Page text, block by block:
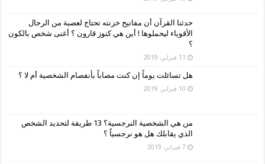
حدثنا القرآن أن مفاتيح خزنته تحتاج لعصبة من الرجال
الأقوياء ليحملوها ! أين هي كنوز قارون ؟ أغنى شخص بالكون
؟
11 فبراير، 2019
هل تسائلت يوماً إن كنت مصاباً بأنفصام الشخصية أم لا ؟
10 فبراير، 2019
من هي الشخصية النرجسية؟ 13 طريقة لتحديد الشخص
الذي يقابلك هل هو نرجسياً ؟
7 فبراير، 2019